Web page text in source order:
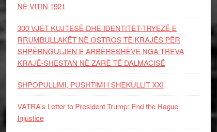
NË VITIN 1921
300 VJET KUJTESË DHE IDENTITET-TRYEZË E
RRUMBULLAKËT NË OSTROS TË KRAJËS PËR
SHPËRNGULJEN E ARBËRESHËVE NGA TREVA
KRAJË-SHESTAN NË ZARË TË DALMACISË
SHPOPULLIMI, PUSHTIMI I SHEKULLIT XXI
VATRA’s Letter to President Trump: End the Hague
Injustice